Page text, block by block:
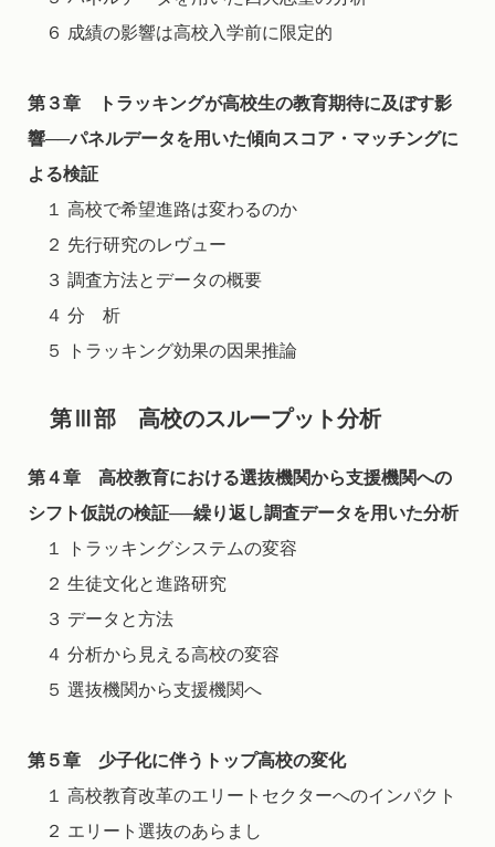
６ 成績の影響は高校入学前に限定的
第３章 トラッキングが高校生の教育期待に及ぼす影
響──パネルデータを用いた傾向スコア・マッチングに
よる検証
１ 高校で希望進路は変わるのか
２ 先行研究のレヴュー
３ 調査方法とデータの概要
４ 分 析
５ トラッキング効果の因果推論
第Ⅲ部 高校のスループット分析
第４章 高校教育における選抜機関から支援機関への
シフト仮説の検証──繰り返し調査データを用いた分析
１ トラッキングシステムの変容
２ 生徒文化と進路研究
３ データと方法
４ 分析から見える高校の変容
５ 選抜機関から支援機関へ
第５章 少子化に伴うトップ高校の変化
１ 高校教育改革のエリートセクターへのインパクト
２ エリート選抜のあらまし